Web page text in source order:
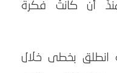
أن كانتْ فكرةً
انطلق بخطى خلال